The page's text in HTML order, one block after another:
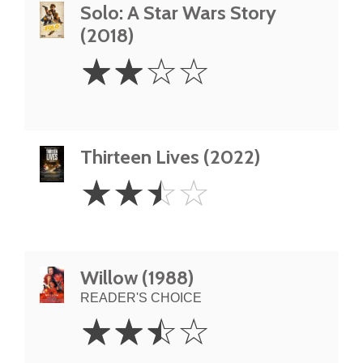
Solo: A Star Wars Story
(2018)
Stars
☆☆☆☆
Thirteen Lives (2022)
2.5
Stars
☆☆☆☆
Willow (1988)
READER'S CHOICE
2.5
Stars
☆☆☆☆